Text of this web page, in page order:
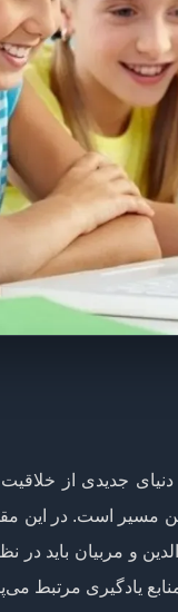
جدیدی از
و مربیان باید در
یادگیری مرتبط